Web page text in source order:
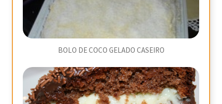
BOLO DE COCO GELADO CASEIRO